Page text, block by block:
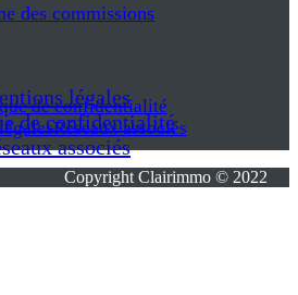
des commissions
légales
de confidentialité
associés
de confidentialité
Réseaux associés
Copyright Clairimmo © 2022